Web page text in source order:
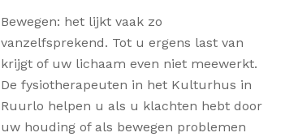
Bewegen: het lijkt vaak zo
vanzelfsprekend. Tot u ergens last van
krijgt of uw lichaam even niet meewerkt.
De fysiotherapeuten in het Kulturhus in
Ruurlo helpen u als u klachten hebt door
uw houding of als bewegen problemen